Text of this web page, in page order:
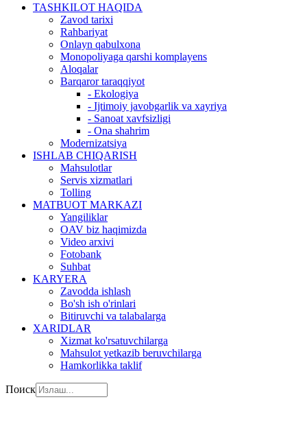
TASHKILOT HAQIDA
Zavod tarixi
Rahbariyat
Onlayn qabulxona
Monopoliyaga qarshi komplayens
Aloqalar
Barqaror taraqqiyot
- Ekologiya
- Ijtimoiy javobgarlik va xayriya
- Sanoat xavfsizligi
- Ona shahrim
Modernizatsiya
ISHLAB CHIQARISH
Mahsulotlar
Servis xizmatlari
Tolling
MATBUOT MARKAZI
Yangiliklar
OAV biz haqimizda
Video arxivi
Fotobank
Suhbat
KARYERA
Zavodda ishlash
Bo'sh ish o'rinlari
Bitiruvchi va talabalarga
XARIDLAR
Xizmat ko'rsatuvchilarga
Mahsulot yetkazib beruvchilarga
Hamkorlikka taklif
Поиск